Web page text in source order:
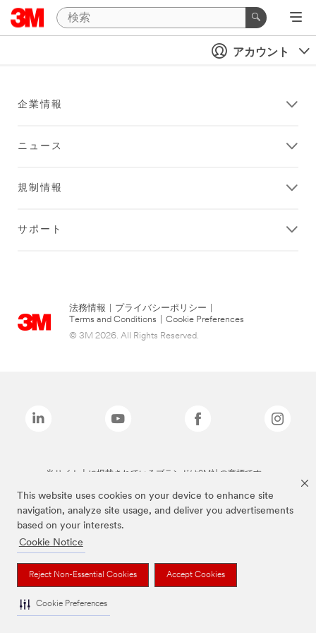
This website uses cookies on your device to enhance site
navigation, analyze site usage, and deliver you advertisements
based on your interests.
Cookie Notice
Reject Non-Essential Cookies Accept Cookies
Cookie Preferences
アカウント
企業情報
ニュース
規制情報
サポート
法務情報 プライバシーポリシー
Terms and Conditions
Cookie Preferences
© 3M 2026. All Rights Reserved.
当サイト上に掲載されているブランドは3M社の商標です。